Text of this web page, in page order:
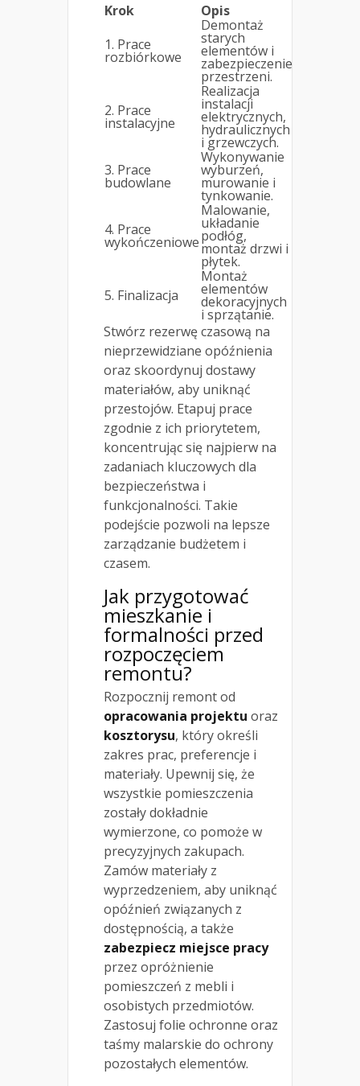
Krok
Opis
1. Prace
rozbiórkowe
Demontaż
starych
elementów i
zabezpieczenie
przestrzeni.
2. Prace
instalacyjne
Realizacja
instalacji
elektrycznych,
hydraulicznych
i grzewczych.
3. Prace
budowlane
Wykonywanie
wyburzeń,
murowanie i
tynkowanie.
4. Prace
wykończeniowe
Malowanie,
układanie
podłóg,
montaż drzwi i
płytek.
5. Finalizacja
Montaż
elementów
dekoracyjnych
i sprzątanie.
Stwórz rezerwę czasową na
nieprzewidziane opóźnienia
oraz skoordynuj dostawy
materiałów, aby uniknąć
przestojów. Etapuj prace
zgodnie z ich priorytetem,
koncentrując się najpierw na
zadaniach kluczowych dla
bezpieczeństwa i
funkcjonalności. Takie
podejście pozwoli na lepsze
zarządzanie budżetem i
czasem.
Jak przygotować
mieszkanie i
formalności przed
rozpoczęciem
remontu?
Rozpocznij remont od
opracowania projektu oraz
kosztorysu, który określi
zakres prac, preferencje i
materiały. Upewnij się, że
wszystkie pomieszczenia
zostały dokładnie
wymierzone, co pomoże w
precyzyjnych zakupach.
Zamów materiały z
wyprzedzeniem, aby uniknąć
opóźnień związanych z
dostępnością, a także
zabezpiecz miejsce pracy
przez opróżnienie
pomieszczeń z mebli i
osobistych przedmiotów.
Zastosuj folie ochronne oraz
taśmy malarskie do ochrony
pozostałych elementów.